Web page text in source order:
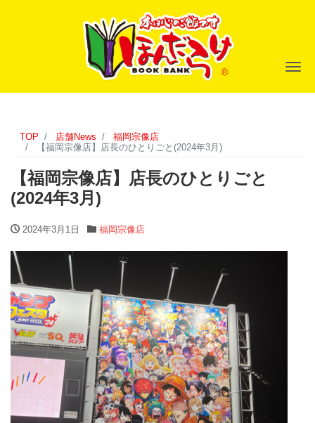
ナ
TOP 店舗News
福岡宗像店
【福岡宗像店】店長のひとりごと(2024年3月)
【福岡宗像店】店長のひとりごと
(2024年3月)
2024年3月1日 福岡宗像店